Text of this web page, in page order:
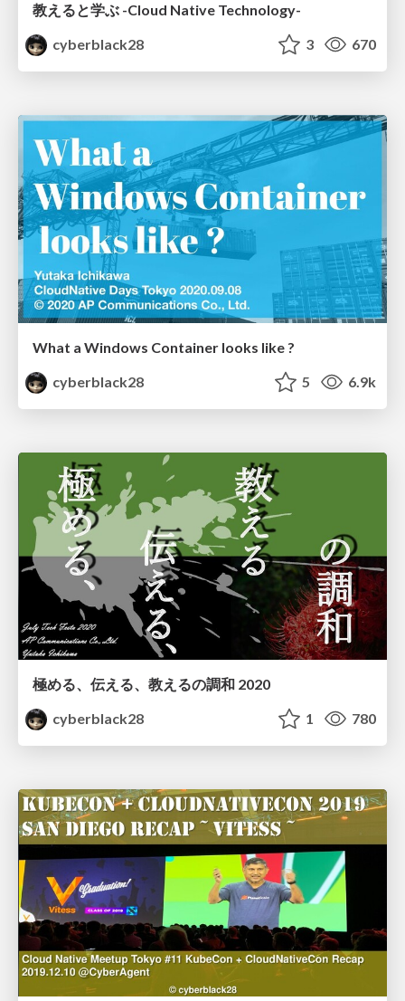
教えると学ぶ -Cloud Native Technology-
cyberblack28
3 670
What a Windows Container looks like ?
cyberblack28
5 6.9k
極める、伝える、教えるの調和 2020
cyberblack28
1 780